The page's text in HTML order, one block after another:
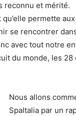
reconnu et mérité.
permette
se rencontrer
avec tout notre
du monde, les 28
Nous allons
SpaItalia par un